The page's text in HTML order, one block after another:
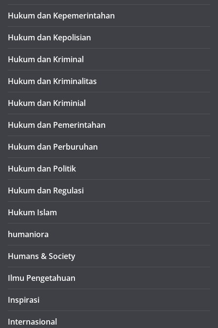
Hukum dan Kepemerintahan
Hukum dan Kepolisian
Hukum dan Kriminal
Hukum dan Kriminalitas
Hukum dan Kriminial
Hukum dan Pemerintahan
Hukum dan Perburuhan
Hukum dan Politik
Hukum dan Regulasi
Hukum Islam
humaniora
Humans & Society
Ilmu Pengetahuan
Inspirasi
Internasional